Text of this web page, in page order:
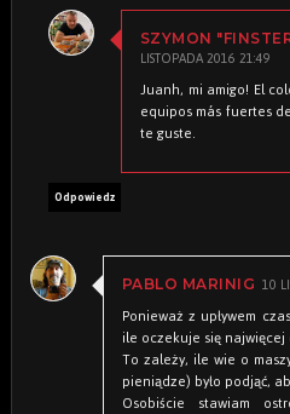
SZYMON
LISTOPADA 2016 21:49
Juanh, mi amigo! El
equipos más fuertes
te guste.
Odpowiedz
PABLO MARINIG 10
Ponieważ z upływem
ile oczekuje się
To zależy, ile wie o
pieniądze) było podjąć,
Osobiście stawiam